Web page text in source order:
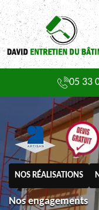
05 33
NOS RÉALISATIONS
Nos engagements